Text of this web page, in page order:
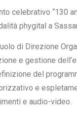
celebrativo “130
phygital a
di Direzione
e gestione
del
e
e audio-video.